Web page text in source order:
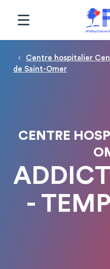
Fil d'Ariane
Centre hospitalier
de Saint-Omer
CENTRE
-
Panneau de gestion des